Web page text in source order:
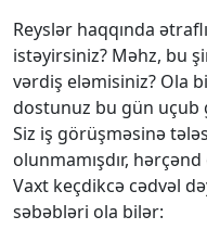
Reyslər haqqında
istəyirsiniz? Məhz, bu
vərdiş eləmisiniz? Ola
dostunuz bu gün uçub
Siz iş görüşməsinə
olunmamışdır,
Vaxt keçdikcə cədvəl
səbəbləri ola bilər: